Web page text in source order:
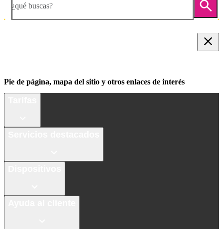
¿qué buscas?
Pie de página, mapa del sitio y otros enlaces de interés